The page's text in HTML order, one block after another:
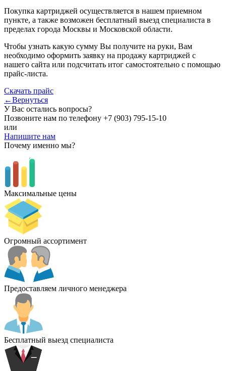
Покупка картриджей осуществляется в нашем приемном
пункте, а также возможен бесплатный выезд специалиста в
пределах города Москвы и Московской области.
Чтобы узнать какую сумму Вы получите на руки, Вам
необходимо оформить заявку на продажу картриджей с
нашего сайта или подсчитать итог самостоятельно с помощью
прайс-листа.
Скачать прайс
←Вернуться
У Вас остались вопросы?
Позвоните нам по телефону +7 (903) 795-15-10
или
Напишите нам
Почему именно мы?
Максимальные цены
Огромный ассортимент
Предоставляем личного менеджера
Бесплатный выезд специалиста